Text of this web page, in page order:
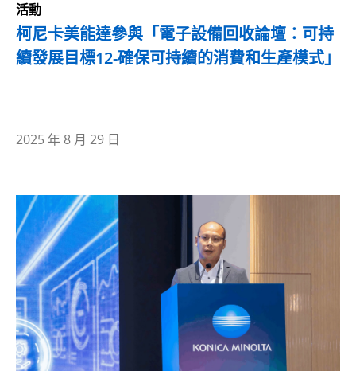
活動
柯尼卡美能達參與「電子設備回收論壇：可持
續發展目標12-確保可持續的消費和生產模式」
2025 年 8 月 29 日